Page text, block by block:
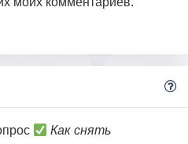
Как снять